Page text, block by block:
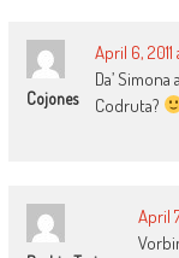
Cojones
April 6, 2011
Da’
Codruta?
April